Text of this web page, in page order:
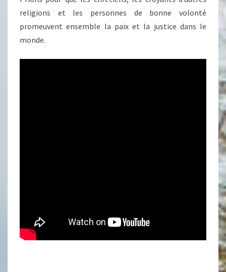
religions et les personnes de bonne volonté
promeuvent ensemble la paix et la justice dans le
monde.